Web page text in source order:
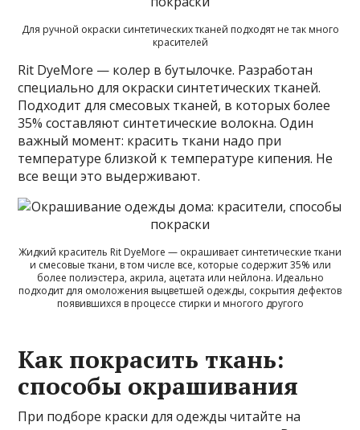
Для ручной окраски синтетических тканей подходят не так много
красителей
Rit DyeMore — колер в бутылочке. Разработан
специально для окраски синтетических тканей.
Подходит для смесовых тканей, в которых более
35% составляют синтетические волокна. Один
важный момент: красить ткани надо при
температуре близкой к температуре кипения. Не
все вещи это выдерживают.
Жидкий краситель Rit DyeMore — окрашивает синтетические ткани
и смесовые ткани, в том числе все, которые содержит 35% или
более полиэстера, акрила, ацетата или нейлона. Идеально
подходит для омоложения выцветшей одежды, сокрытия дефектов
появившихся в процессе стирки и многого другого
Как покрасить ткань:
способы окрашивания
При подборе краски для одежды читайте на